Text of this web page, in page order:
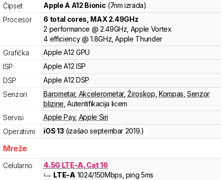
Čipset
Apple A A12 Bionic (7nm izrada)
Procesor
6 total cores , MAX 2.49GHz
2 performance @ 2.49GHz, Apple Vortex
4 efficiency @ 1.8GHz,Apple Thunder
Grafička
Apple A12 GPU
ISP
Apple A12 ISP
DSP
Apple A12 DSP
Senzori
Barometar, Akcelerometar,Žiroskop Kompas ,Senzor
blizine ,Autentifikacija licem
Servisi
Apple Pay, Apple Siri
Operativni
iOS 13 (izašao septembar 2019.)
Mreže
Celularno
4.5G LTE-A, Cat 16
LTE-A 1024/150Mbps , ping 5ms